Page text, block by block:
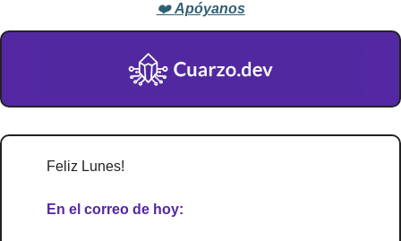
❤️ Apóyanos
Feliz Lunes!
En el correo de hoy: